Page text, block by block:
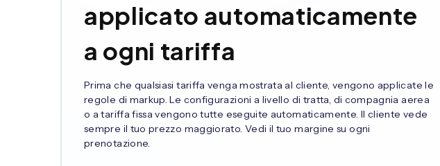
applicato automaticamente
a ogni tariffa
Prima che qualsiasi tariffa venga mostrata al cliente, vengono applicate le
regole di markup. Le configurazioni a livello di tratta, di compagnia aerea
o a tariffa fissa vengono tutte eseguite automaticamente. Il cliente vede
sempre il tuo prezzo maggiorato. Vedi il tuo margine su ogni
prenotazione.